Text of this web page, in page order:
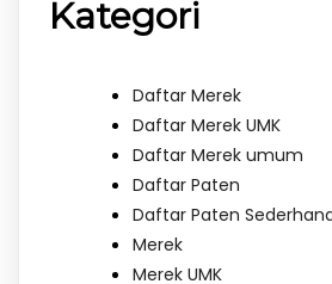
Kategori
Daftar Merek
Daftar Merek UMK
Daftar Merek umum
Daftar Paten
Daftar Paten
Merek
Merek UMK